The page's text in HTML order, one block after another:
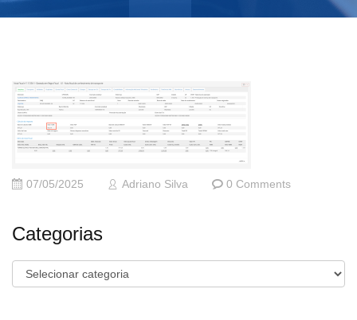
07/05/2025 Adriano Silva 0 Comments
Categorias
Categorias